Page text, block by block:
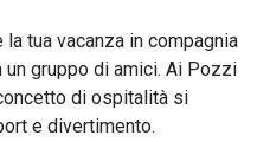
tua vacanza in compagnia
gruppo di amici. Ai Pozzi
di ospitalità si
e divertimento.